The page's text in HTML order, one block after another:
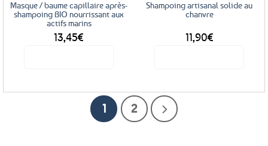
Masque / baume capillaire après-
shampoing BIO nourrissant aux
actifs marins
13,45€
Shampoing artisanal solide au
chanvre
11,90€
1 2